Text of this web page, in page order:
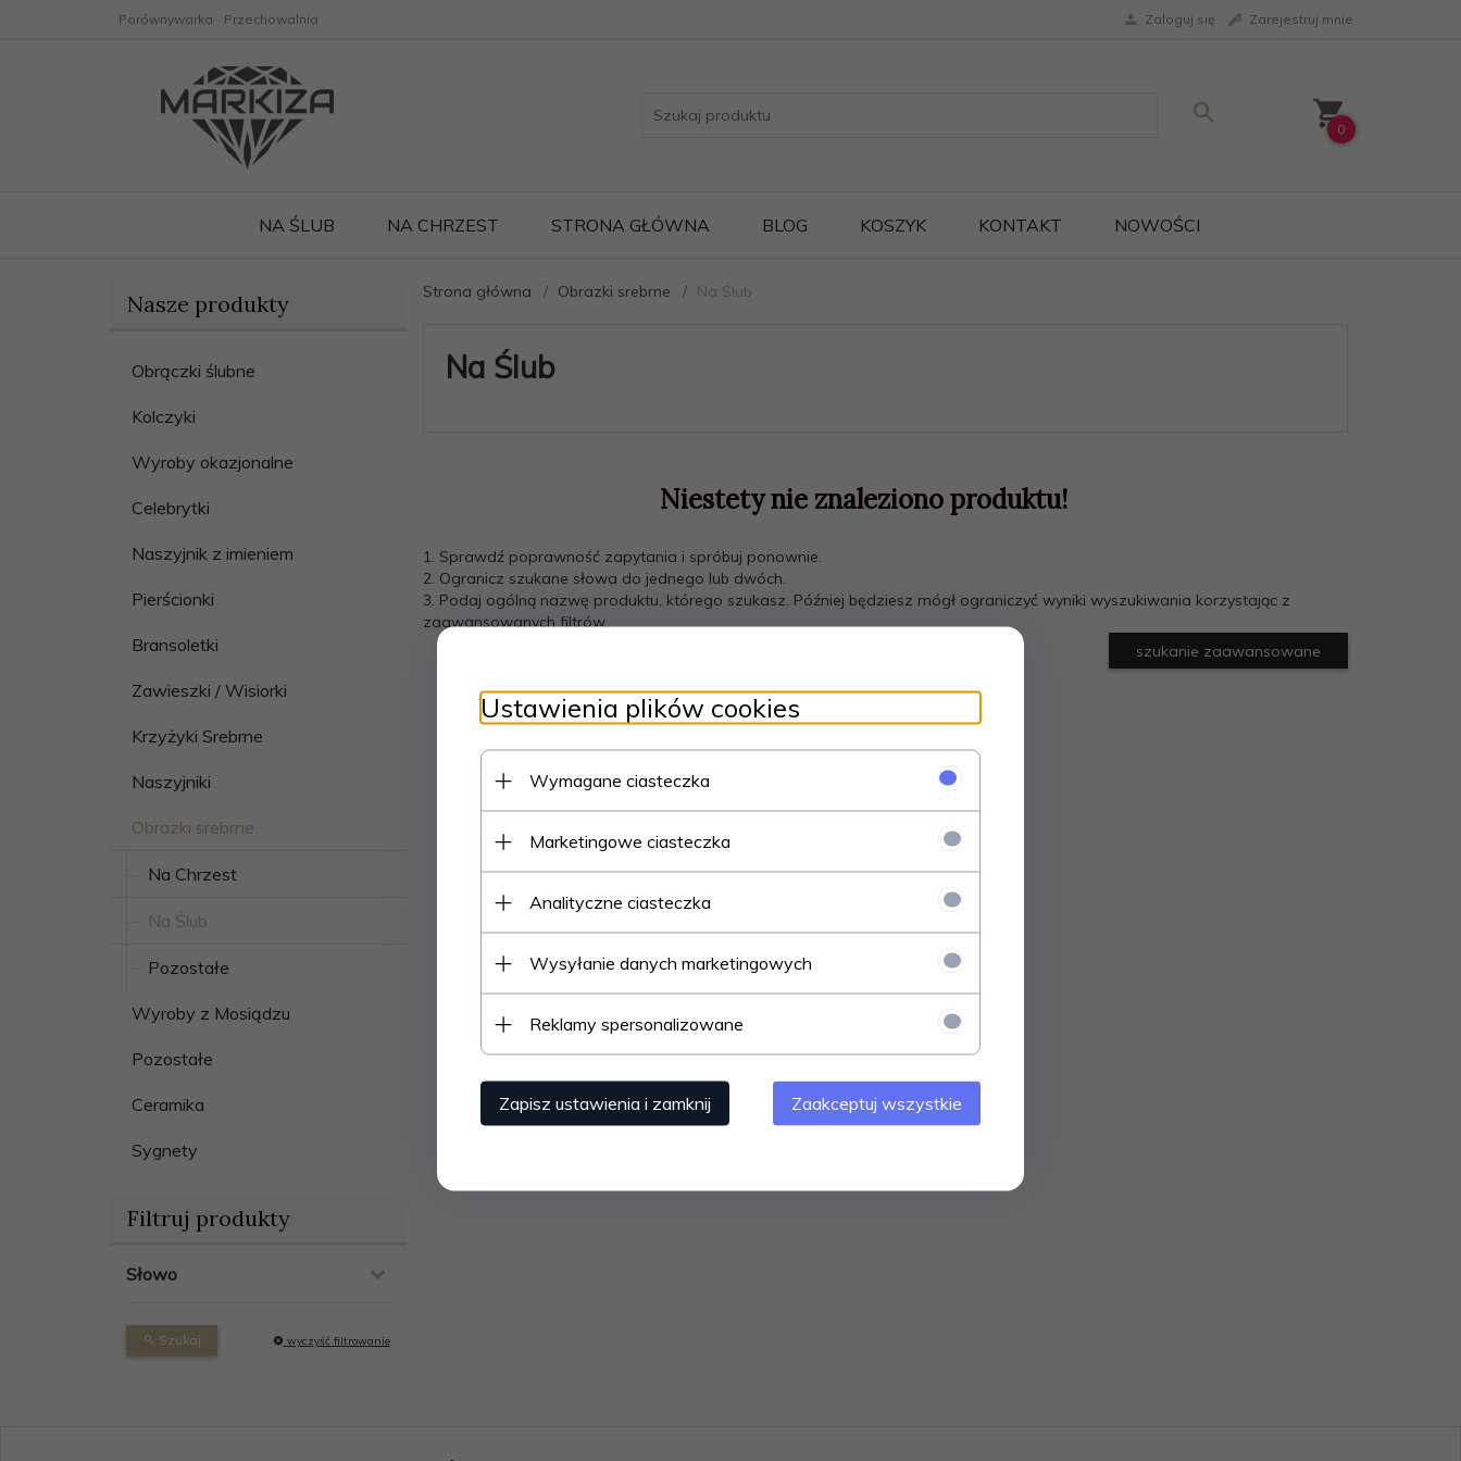
Porównywarka Przechowalnia Zaloguj się Zarejestruj mnie
0
NA ŚLUB NA CHRZEST STRONA GŁÓWNA BLOG KOSZYK KONTAKT NOWOŚCI
Nasze produkty
Obrączki ślubne
Kolczyki
Wyroby okazjonalne
Celebrytki
Naszyjnik z imieniem
Pierścionki
Bransoletki
Zawieszki / Wisiorki
Krzyżyki Srebrne
Naszyjniki
Obrazki srebrne
Na Chrzest
Na Ślub
Pozostałe
Wyroby z Mosiądzu
Pozostałe
Ceramika
Sygnety
Filtruj produkty
Słowo
Szukaj wyczyść filtrowanie
Strona główna Obrazki srebrne Na Ślub
Na Ślub
Niestety nie znaleziono produktu!
1. Sprawdź poprawność zapytania i spróbuj ponownie.
2. Ogranicz szukane słowa do jednego lub dwóch.
3. Podaj ogólną nazwę produktu, którego szukasz. Później będziesz mógł ograniczyć wyniki wyszukiwania korzystając z
zaawansowanych filtrów.
szukanie zaawansowane
Ustawienia plików cookies
Wymagane ciasteczka
Marketingowe ciasteczka
Analityczne ciasteczka
Wysyłanie danych marketingowych
Reklamy spersonalizowane
Zapisz ustawienia i zamknij Zaakceptuj wszystkie